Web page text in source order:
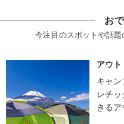
お
今注目のスポットや話
アウト
キャン
レチ
きる